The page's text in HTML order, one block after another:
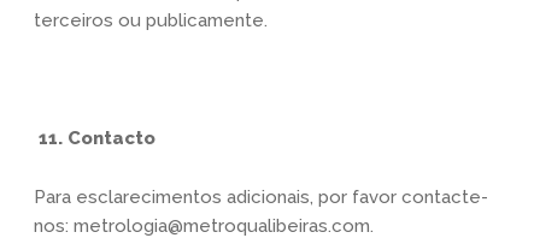
terceiros ou publicamente.
11. Contacto
Para esclarecimentos adicionais, por favor contacte-
nos: metrologia@metroqualibeiras.com.